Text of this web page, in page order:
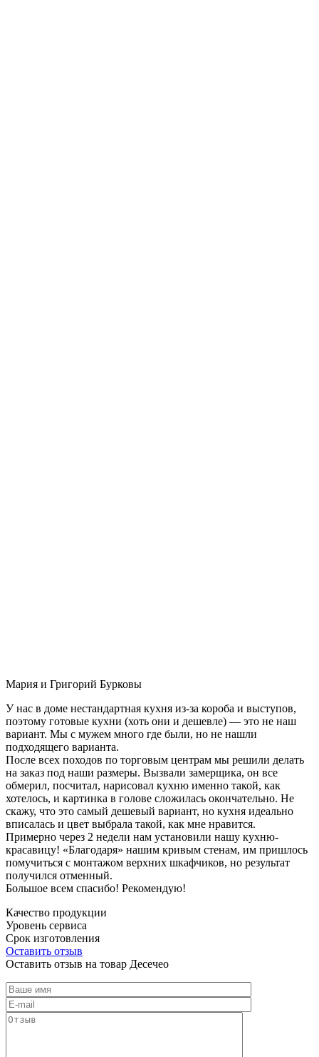
Мария и Григорий Бурковы
У нас в доме нестандартная кухня из-за короба и выступов,
поэтому готовые кухни (хоть они и дешевле) — это не наш
вариант. Мы с мужем много где были, но не нашли
подходящего варианта.
После всех походов по торговым центрам мы решили делать
на заказ под наши размеры. Вызвали замерщика, он все
обмерил, посчитал, нарисовал кухню именно такой, как
хотелось, и картинка в голове сложилась окончательно. Не
скажу, что это самый дешевый вариант, но кухня идеально
вписалась и цвет выбрала такой, как мне нравится.
Примерно через 2 недели нам установили нашу кухню-
красавицу! «Благодаря» нашим кривым стенам, им пришлось
помучиться с монтажом верхних шкафчиков, но результат
получился отменный.
Большое всем спасибо! Рекомендую!
Качество продукции
Уровень сервиса
Срок изготовления
Оставить отзыв
Оставить отзыв на товар Десечео